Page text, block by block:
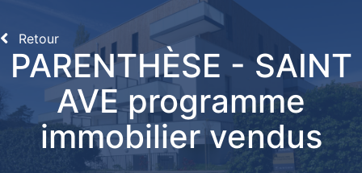
Retour
PARENTHÈSE - SAINT
AVE programme
immobilier vendus